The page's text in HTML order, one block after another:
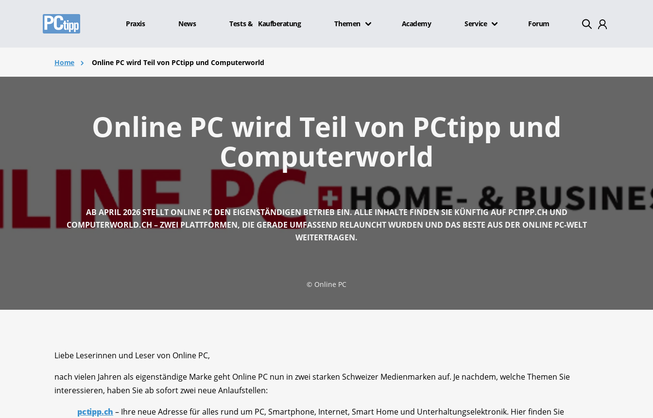
Praxis News Tests & Kaufberatung Themen Academy Service Forum
Home Online PC wird Teil von PCtipp und Computerworld
Online PC wird Teil von PCtipp und
Computerworld
AB APRIL 2026 STELLT ONLINE PC DEN EIGENSTÄNDIGEN BETRIEB EIN. ALLE INHALTE FINDEN SIE KÜNFTIG AUF PCTIPP.CH UND
COMPUTERWORLD.CH – ZWEI PLATTFORMEN, DIE GERADE UMFASSEND RELAUNCHT WURDEN UND DAS BESTE AUS DER ONLINE PC-WELT
WEITERTRAGEN.
© Online PC
Liebe Leserinnen und Leser von Online PC,
nach vielen Jahren als eigenständige Marke geht Online PC nun in zwei starken Schweizer Medienmarken auf. Je nachdem, welche Themen Sie
interessieren, haben Sie ab sofort zwei neue Anlaufstellen:
pctipp.ch – Ihre neue Adresse für alles rund um PC, Smartphone, Internet, Smart Home und Unterhaltungselektronik. Hier finden Sie